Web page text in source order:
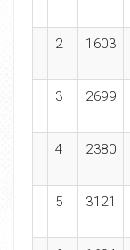
2 1603
3 2699
4 2380
5 3121